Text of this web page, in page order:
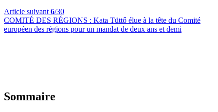
Article suivant 6/30
COMITÉ DES RÉGIONS : Kata Tüttő élue à la tête du Comité
européen des régions pour un mandat de deux ans et demi
Sommaire